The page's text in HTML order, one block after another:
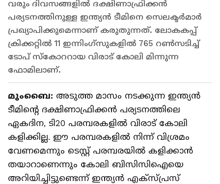
വരും ദിവസങ്ങളില്‍ ദക്ഷിണാഫ്രിക്കന്‍
പര്യടനത്തിനുള്ള ഇന്ത്യന്‍ ടീമിനെ സെലക്ടര്‍മാര്‍
പ്രഖ്യാപിക്കുമെന്നാണ് കരുതുന്നത്. ലോകകപ്പ്
ക്രിക്കറ്റില്‍ 11 ഇന്നിംഗ്സുകളില്‍ 765 റണ്‍സടിച്ച്
ടോപ് സ്കോററായ വിരാട് കോലി മിന്നുന്ന
ഫോമിലാണ്.
മുംബൈ: അടുത്ത മാസം നടക്കുന്ന ഇന്ത്യന്‍
ടീമിന്‍റെ ദക്ഷിണാഫ്രിക്കന്‍ പര്യടനത്തിലെ
ഏകദിന, ടി20 പരമ്പരകളില്‍ വിരാട് കോലി
കളിക്കില്ല. ഈ പരമ്പരകളില്‍ നിന്ന് വിശ്രമം
വേണമെന്നും ടെസ്റ്റ് പരമ്പരയില്‍ കളിക്കാന്‍
തയാറാണെന്നും കോലി ബിസിസിഐയെ
അറിയിച്ചിട്ടുണ്ടെന്ന് ഇന്ത്യന്‍ എക്സ്‌പ്രസ്